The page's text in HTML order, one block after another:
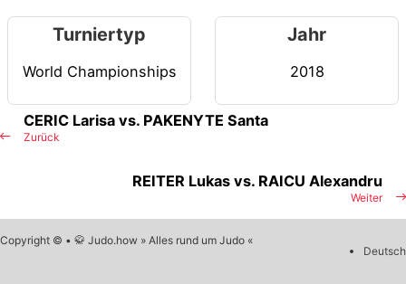
Turniertyp
World Championships
Jahr
2018
Zurück
CERIC Larisa vs. PAKENYTE Santa
Weiter
REITER Lukas vs. RAICU Alexandru
Copyright © • 🥋 Judo.how » Alles rund um Judo «
Deutsch